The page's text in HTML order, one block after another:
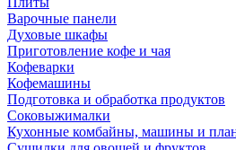
Варочные панели
Духовые шкафы
Приготовление кофе и чая
Кофеварки
Кофемашины
Подготовка и обработка продуктов
Соковыжималки
Кухонные комбайны, машины и